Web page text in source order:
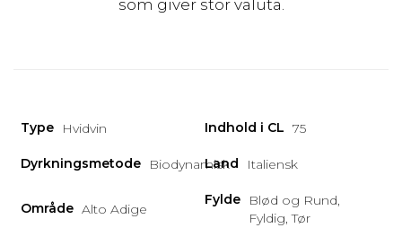
som giver stor valuta.
Type Hvidvin Indhold i CL 75
Dyrkningsmetode Biodynamisk
Land Italiensk
Område Alto Adige
Fylde
Blød og Rund,
Fyldig, Tør